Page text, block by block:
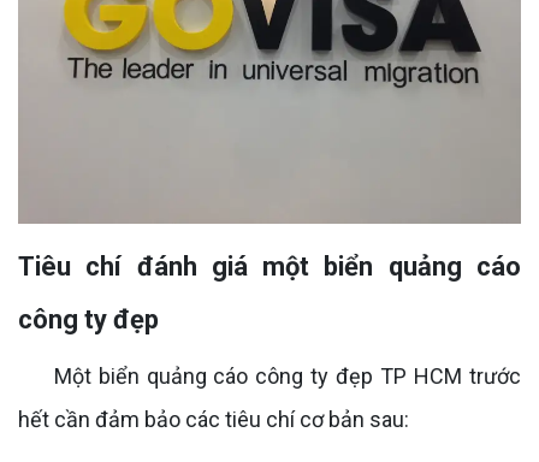
Tiêu chí đánh giá một biển quảng cáo
công ty đẹp
Một biển quảng cáo công ty đẹp TP HCM trước
hết cần đảm bảo các tiêu chí cơ bản sau: